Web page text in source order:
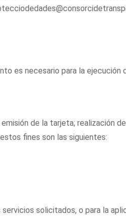
es necesario para la ejecución
de la tarjeta; realización
fines son las siguientes:
solicitados, o para la